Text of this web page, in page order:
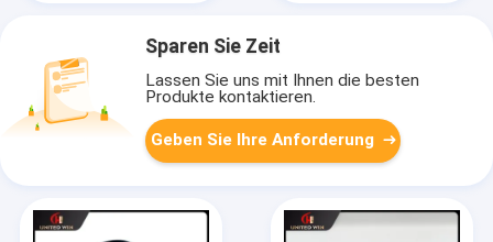
Sparen Sie Zeit
Lassen Sie uns mit Ihnen die besten
Produkte kontaktieren.
Geben Sie Ihre Anforderung